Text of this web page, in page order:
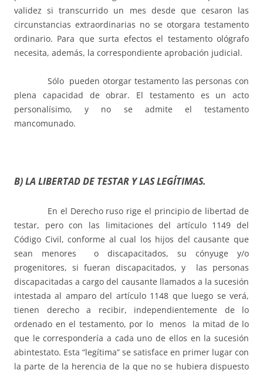
validez si transcurrido un mes desde que cesaron las
circunstancias extraordinarias no se otorgara testamento
ordinario. Para que surta efectos el testamento ológrafo
necesita, además, la correspondiente aprobación judicial.
Sólo pueden otorgar testamento las personas con
plena capacidad de obrar. El testamento es un acto
personalísimo, y no se admite el testamento
mancomunado.
B) LA LIBERTAD DE TESTAR Y LAS LEGÍTIMAS.
En el Derecho ruso rige el principio de libertad de
testar, pero con las limitaciones del artículo 1149 del
Código Civil, conforme al cual los hijos del causante que
sean menores o discapacitados, su cónyuge y/o
progenitores, si fueran discapacitados, y las personas
discapacitadas a cargo del causante llamados a la sucesión
intestada al amparo del artículo 1148 que luego se verá,
tienen derecho a recibir, independientemente de lo
ordenado en el testamento, por lo menos la mitad de lo
que le correspondería a cada uno de ellos en la sucesión
abintestato. Esta “legítima” se satisface en primer lugar con
la parte de la herencia de la que no se hubiera dispuesto